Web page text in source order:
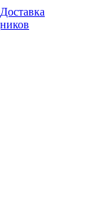
Доставка